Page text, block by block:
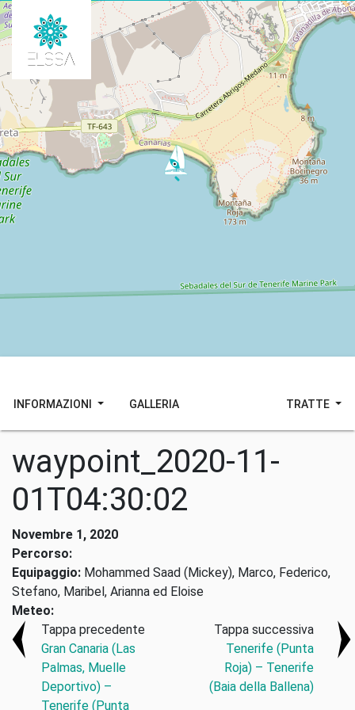
INFORMAZIONI GALLERIA TRATTE
waypoint_2020-11-
01T04:30:02
Novembre 1, 2020
Percorso:
Equipaggio: Mohammed Saad (Mickey), Marco, Federico,
Stefano, Maribel, Arianna ed Eloise
Meteo:
Tappa precedente
Gran Canaria (Las
Palmas, Muelle
Deportivo) –
Tenerife (Punta
Tappa successiva
Tenerife (Punta
Roja) – Tenerife
(Baia della Ballena)